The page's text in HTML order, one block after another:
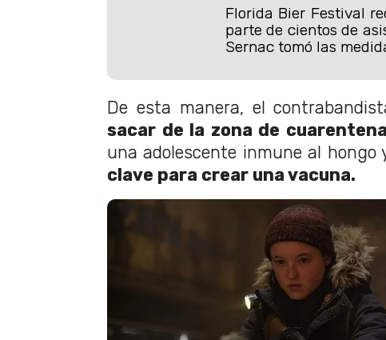
Florida Bier Festival
parte de cientos de
Sernac tomó las
De esta manera, el
sacar de la zona de
una adolescente inmune al hongo
clave para crear una vacuna.